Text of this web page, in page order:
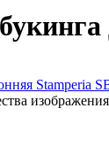
изображения